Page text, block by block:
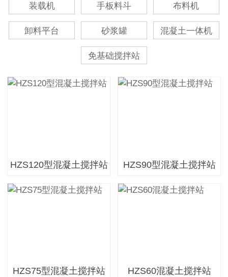
装载机 手板料斗 布料机
卸料平台 砂浆罐 混凝土一体机
免基础搅拌站
HZS120型混凝土搅拌站 HZS90型混凝土搅拌站
HZS75型混凝土搅拌站 HZS60混凝土搅拌站